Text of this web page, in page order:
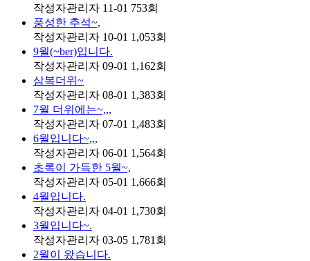
작성자관리자 11-01 753회
풍성한 추석~,
작성자관리자 10-01 1,053회
9월(~ber)입니다.
작성자관리자 09-01 1,162회
삼복더위~
작성자관리자 08-01 1,383회
7월 더위에는~,,,
작성자관리자 07-01 1,483회
6월입니다~,,,
작성자관리자 06-01 1,564회
초록이 가득한 5월~,
작성자관리자 05-01 1,666회
4월입니다.
작성자관리자 04-01 1,730회
3월입니다~.
작성자관리자 03-05 1,781 회
2월이 왔습니다.